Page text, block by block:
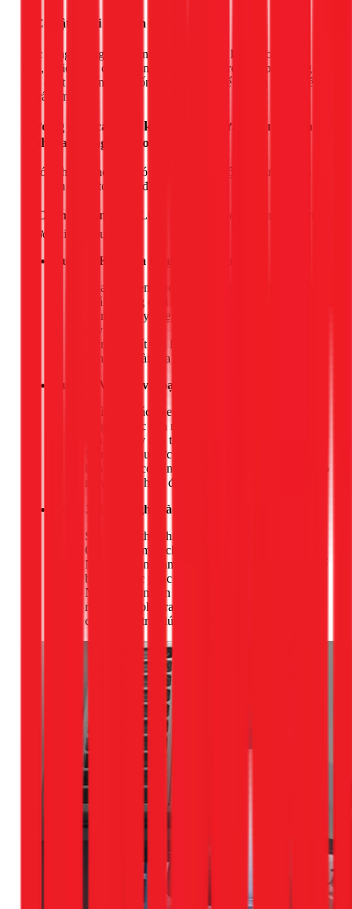
4. Có vật lạ rơi vào bên trong
Cục nóng đặt ngoài trời nên rất dễ có rác, lá cây, cành cây
khô, hoặc thậm chí là côn trùng, thằn lằn rơi vào bên trong.
Khi quạt quay, nó sẽ cuốn theo các vật thể này và tạo ra tiếng
ồn rất lớn.
Hướng dẫn cách tự kiểm tra và sửa cục nóng máy
lạnh Samsung kêu to
Trước khi gọi thợ, bạn có thể thực hiện một vài bước kiểm tra
đơn giản và an toàn sau đây.
⚠️ Cảnh báo an toàn:
Luôn tắt CB (cầu dao) của máy lạnh
trước khi bắt đầu!
Bước 1: Kiểm tra tổng quan bên ngoài
Quan sát xem cục nóng có được đặt trên một mặt
phẳng vững chãi không.
Dùng tay lay nhẹ thử giá đỡ xem có bị lỏng lẻo
hay không.
Dùng tua vít siết lại tất cả các con ốc bạn thấy
trên vỏ ngoài của cục nóng.
Bước 2: Vệ sinh và loại bỏ vật cản
Nhìn qua các khe tản nhiệt xem có lá cây, túi ni-
lông hay rác bẩn nào bị kẹt bên trong không.
Nếu có, hãy cẩn thận gắp chúng ra.
Dọn dẹp khu vực xung quanh cục nóng, đảm
bảo không có cành cây hay vật gì khác chạm vào
máy khi nó hoạt động.
Bước 3: Lắng nghe và xác định lại tiếng ồn
Sau khi đã thực hiện các bước trên, hãy bật lại
CB và cho máy chạy.
Nếu tiếng ồn giảm đáng kể hoặc biến mất, có thể
bạn đã khắc phục được sự cố.
Nếu tiếng ồn vẫn còn, đặc biệt là các tiếng rè rè,
rít, lọc cọc phát ra từ bên trong, đây là lúc bạn
cần đến sự trợ giúp của chuyên gia.